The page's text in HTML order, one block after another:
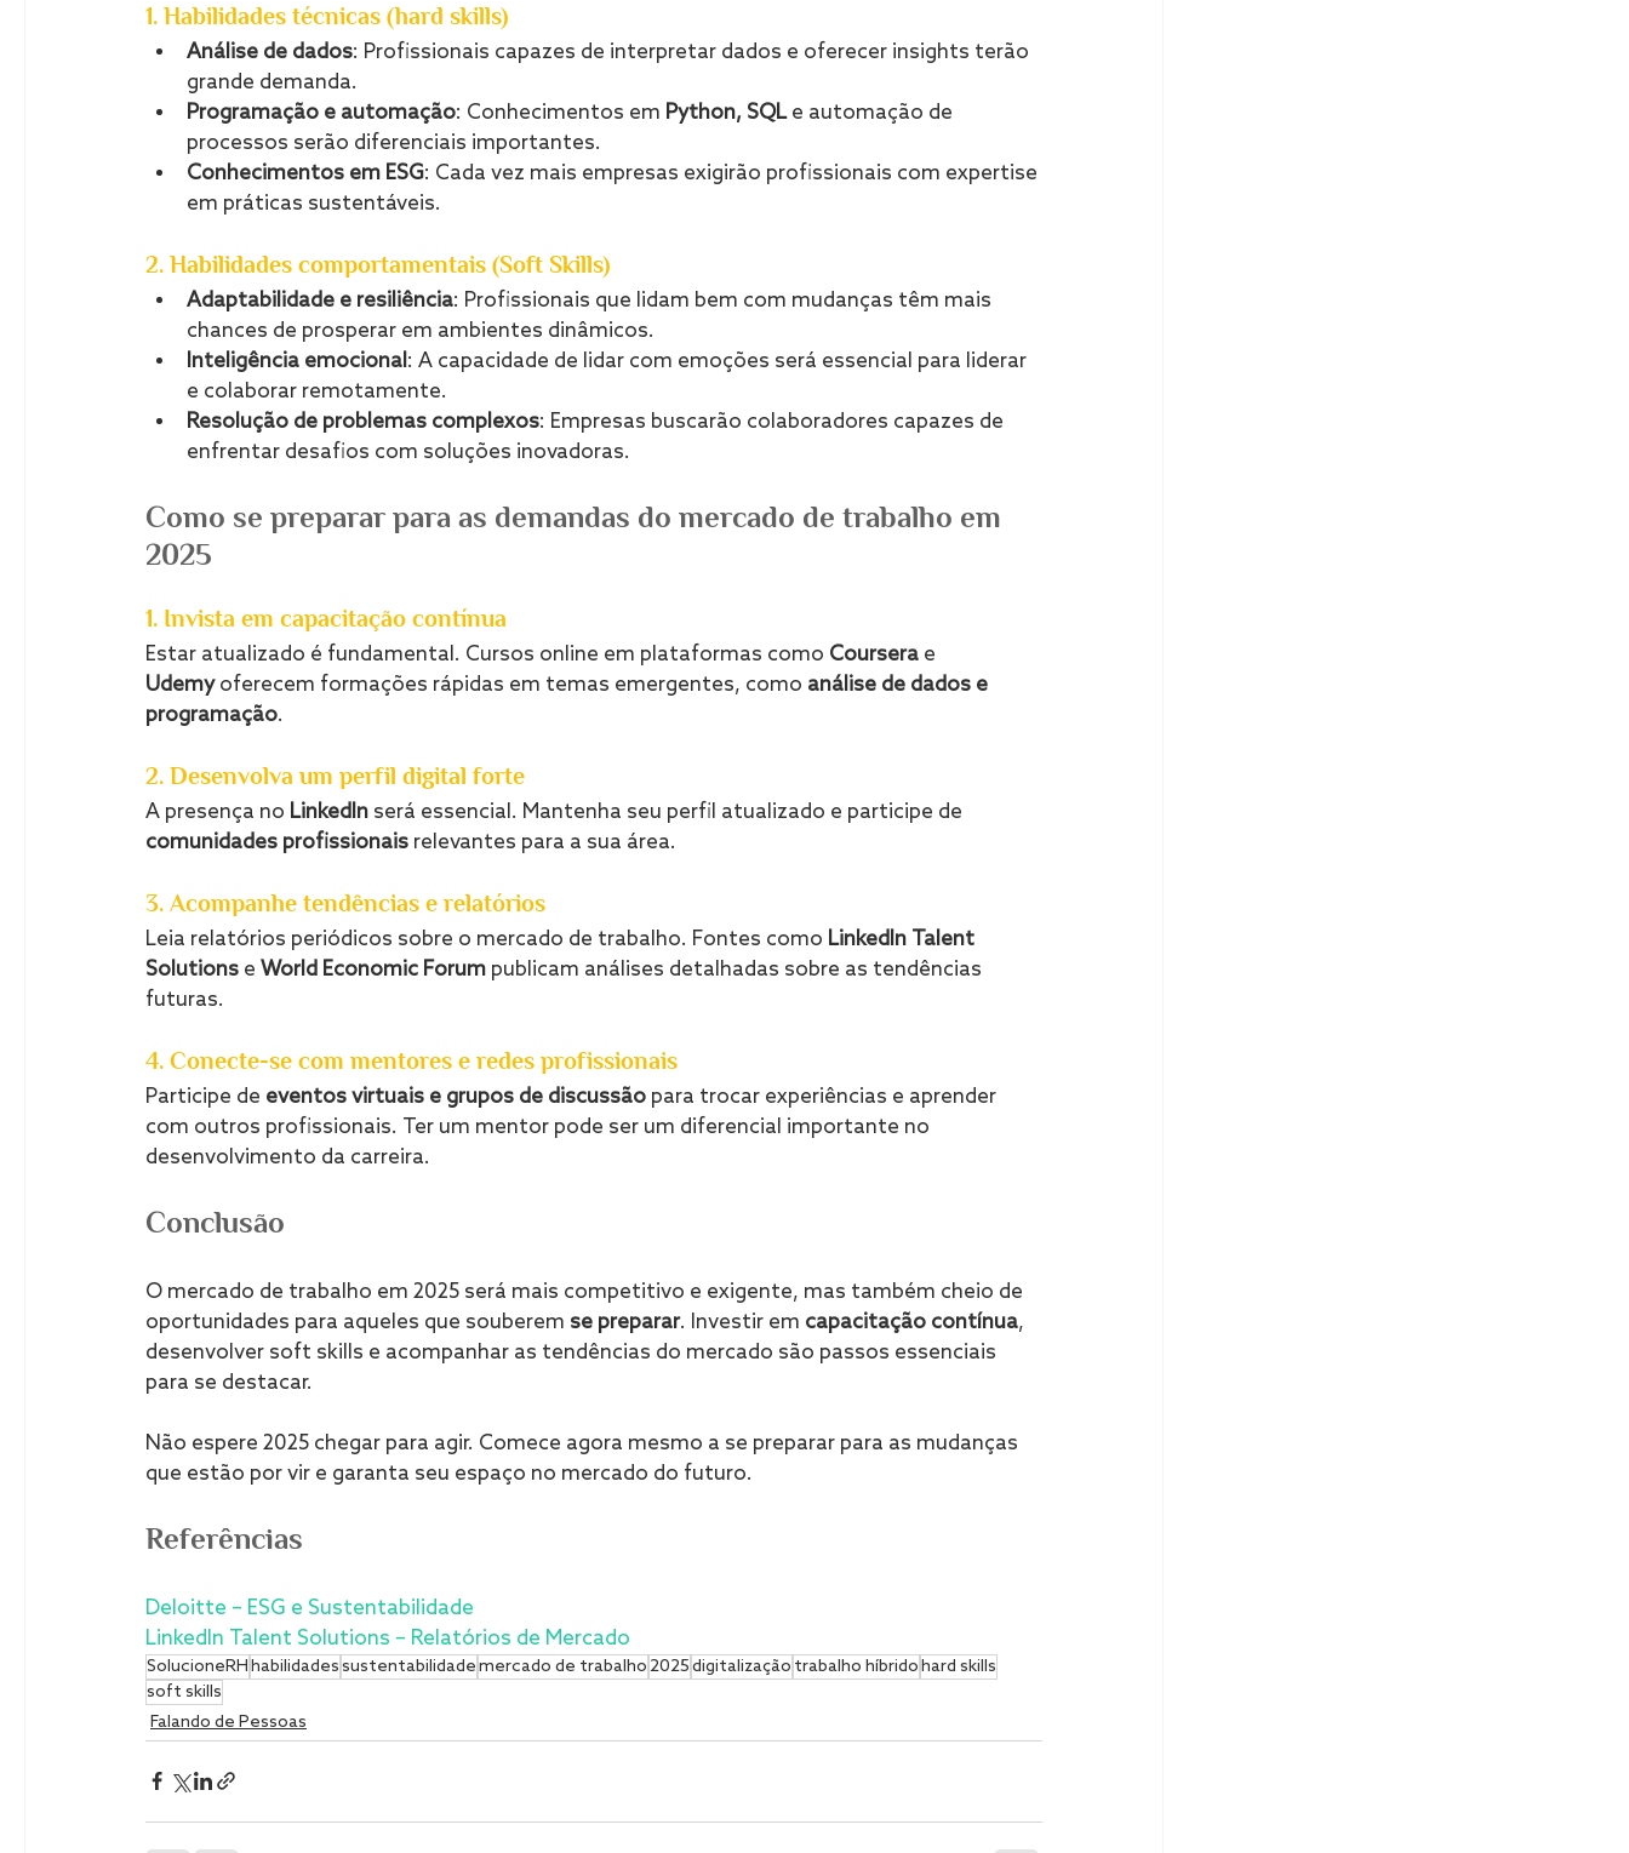
1. Habilidades técnicas (hard skills)
Análise de dados: Profissionais capazes de interpretar dados e oferecer insights terão
grande demanda.
Programação e automação: Conhecimentos em Python, SQL e automação de
processos serão diferenciais importantes.
Conhecimentos em ESG: Cada vez mais empresas exigirão profissionais com expertise
em práticas sustentáveis.
2. Habilidades comportamentais (Soft Skills)
Adaptabilidade e resiliência: Profissionais que lidam bem com mudanças têm mais
chances de prosperar em ambientes dinâmicos.
Inteligência emocional: A capacidade de lidar com emoções será essencial para liderar
e colaborar remotamente.
Resolução de problemas complexos: Empresas buscarão colaboradores capazes de
enfrentar desafios com soluções inovadoras.
Como se preparar para as demandas do mercado de trabalho em
2025
1. Invista em capacitação contínua
Estar atualizado é fundamental. Cursos online em plataformas como Coursera e
Udemy oferecem formações rápidas em temas emergentes, como análise de dados e
programação.
2. Desenvolva um perfil digital forte
A presença no LinkedIn será essencial. Mantenha seu perfil atualizado e participe de
comunidades profissionais relevantes para a sua área.
3. Acompanhe tendências e relatórios
Leia relatórios periódicos sobre o mercado de trabalho. Fontes como LinkedIn Talent
Solutions e World Economic Forum publicam análises detalhadas sobre as tendências
futuras.
4. Conecte-se com mentores e redes profissionais
Participe de eventos virtuais e grupos de discussão para trocar experiências e aprender
com outros profissionais. Ter um mentor pode ser um diferencial importante no
desenvolvimento da carreira.
Conclusão
O mercado de trabalho em 2025 será mais competitivo e exigente, mas também cheio de
oportunidades para aqueles que souberem se preparar. Investir em capacitação contínua,
desenvolver soft skills e acompanhar as tendências do mercado são passos essenciais
para se destacar.
Não espere 2025 chegar para agir. Comece agora mesmo a se preparar para as mudanças
que estão por vir e garanta seu espaço no mercado do futuro.
Referências
Deloitte – ESG e Sustentabilidade
LinkedIn Talent Solutions – Relatórios de Mercado
SolucioneRHhabilidadessustentabilidademercado de trabalho2025digitalização trabalho híbridohard skills
soft skills
Falando de Pessoas